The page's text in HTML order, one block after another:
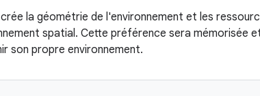
la géométrie de l'environnement et les
spatial. Cette préférence sera mémorisée
son propre environnement.